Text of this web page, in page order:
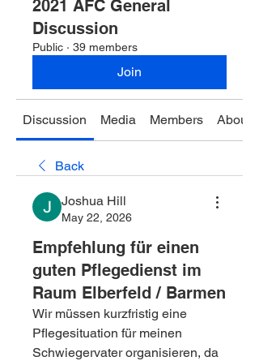
2021 AFC General
Discussion
Public · 39 members
Join
Discussion Media Members About
Back
Joshua Hill
May 22, 2026
Empfehlung für einen
guten Pflegedienst im
Raum Elberfeld / Barmen
Wir müssen kurzfristig eine
Pflegesituation für meinen
Schwiegervater organisieren, da